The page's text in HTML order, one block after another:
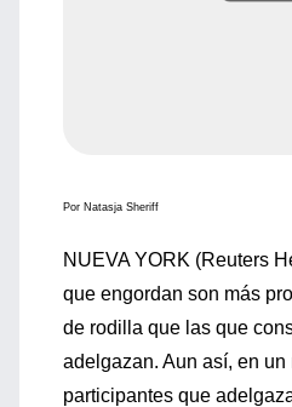
Por Natasja Sheriff
NUEVA YORK (Reuters
que engordan son más
de rodilla que las que
adelgazan. Aun así, en
participantes que